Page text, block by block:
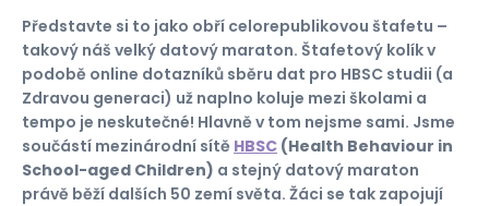
Představte si to jako obří celorepublikovou štafetu –
takový náš velký datový maraton. Štafetový kolík v
podobě online dotazníků sběru dat pro HBSC studii (a
Zdravou generaci) už naplno koluje mezi školami a
tempo je neskutečné! Hlavně v tom nejsme sami. Jsme
součástí mezinárodní sítě HBSC (Health Behaviour in
School-aged Children) a stejný datový maraton
právě běží dalších 50 zemí světa. Žáci se tak zapojují